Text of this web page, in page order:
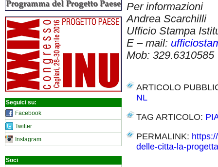
Seguici su:
Facebook
Twitter
Instagram
Soci
Per informazioni
Andrea Scarchilli
Ufficio Stampa
E – mail:
Mob: 329.6310585
ARTICOLO
NL
TAG ARTICOLO:
PERMALINK:
delle-citta-la-